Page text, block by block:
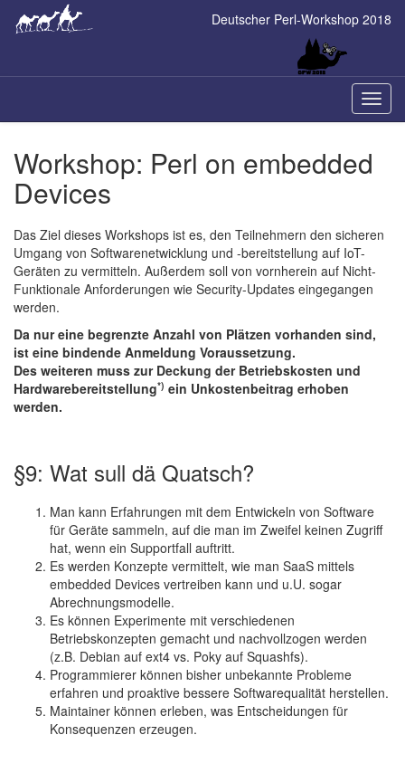
Deutscher Perl-Workshop 2018
ein-/
Workshop: Perl on embedded
Devices
Das Ziel dieses Workshops ist es, den Teilnehmern den sicheren
Umgang von Softwarenetwicklung und -bereitstellung auf IoT-
Geräten zu vermitteln. Außerdem soll von vornherein auf Nicht-
Funktionale Anforderungen wie Security-Updates eingegangen
werden.
Da nur eine begrenzte Anzahl von Plätzen vorhanden sind,
ist eine bindende Anmeldung Voraussetzung.
Des weiteren muss zur Deckung der Betriebskosten und
Hardwarebereitstellung*) ein Unkostenbeitrag erhoben
werden.
§9: Wat sull dä Quatsch?
Man kann Erfahrungen mit dem Entwickeln von Software
für Geräte sammeln, auf die man im Zweifel keinen Zugriff
hat, wenn ein Supportfall auftritt.
Es werden Konzepte vermittelt, wie man SaaS mittels
embedded Devices vertreiben kann und u.U. sogar
Abrechnungsmodelle.
Es können Experimente mit verschiedenen
Betriebskonzepten gemacht und nachvollzogen werden
(z.B. Debian auf ext4 vs. Poky auf Squashfs).
Programmierer können bisher unbekannte Probleme
erfahren und proaktive bessere Softwarequalität herstellen.
Maintainer können erleben, was Entscheidungen für
Konsequenzen erzeugen.